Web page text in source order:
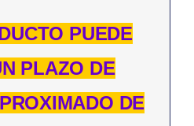
PUEDE
PLAZO DE
DE